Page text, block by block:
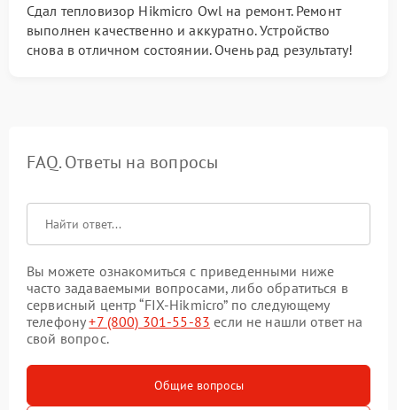
Сдал тепловизор Hikmicro Owl на ремонт. Ремонт
выполнен качественно и аккуратно. Устройство
снова в отличном состоянии. Очень рад результату!
FAQ. Ответы на вопросы
Вы можете ознакомиться с приведенными ниже
часто задаваемыми вопросами, либо обратиться в
сервисный центр “FIX-Hikmicro” по следующему
телефону+7 (800) 301-55-83 если не нашли ответ на
свой вопрос.
Общие вопросы